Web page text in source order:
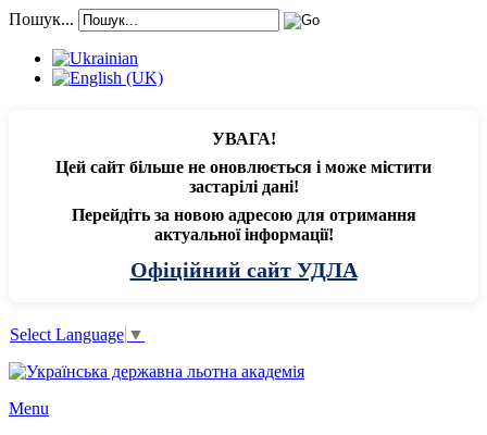
Пошук...
УВАГА!
Цей сайт більше не оновлюється і може містити
застарілі дані!
Перейдіть за новою адресою для отримання
актуальної інформації!
Офіційний сайт УДЛА
Select Language ▼
Menu